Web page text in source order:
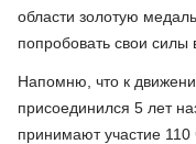
области золотую
попробовать свои силы
Напомню, что к
присоединился 5 лет
принимают участие